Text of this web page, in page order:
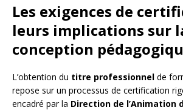
Les exigences de
leurs implications sur
conception
L’obtention du titre professionnel de
repose sur un processus de certification
encadré par la Direction de l’Animation